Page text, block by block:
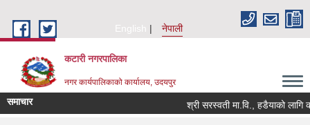
English
नेपाली
कटारी नगरपालिका
नगर कार्यपालिकाको कार्यालय, उदयपुर
समाचार श्री सरस्वती मा.वि., हडैयाको लागि